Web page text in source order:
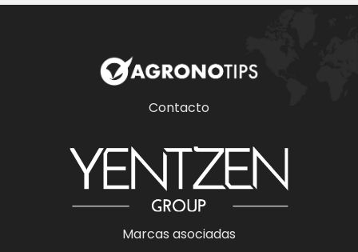
Contacto
Marcas asociadas